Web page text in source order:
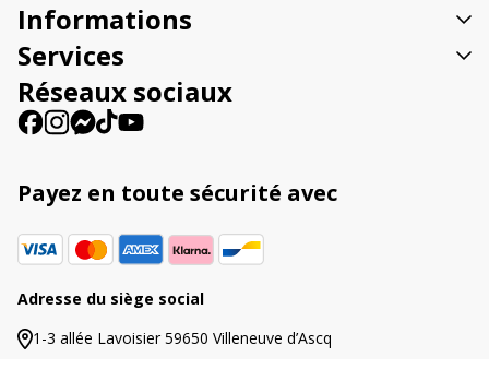
i
v
e
:
Informations
Services
Réseaux sociaux
Payez en toute sécurité avec
Adresse du siège social
1-3 allée Lavoisier 59650 Villeneuve d’Ascq